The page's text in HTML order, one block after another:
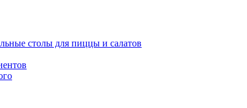
столы для пиццы и салатов